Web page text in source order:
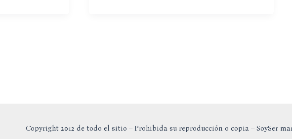
Copyright 2012 de todo el sitio – Prohibida su reproducción o copia – SoySer